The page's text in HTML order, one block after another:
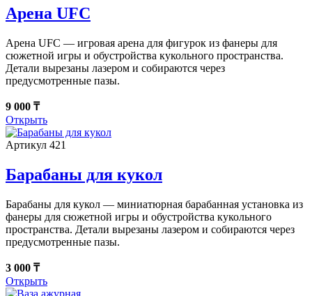
Арена UFC
Арена UFC — игровая арена для фигурок из фанеры для
сюжетной игры и обустройства кукольного пространства.
Детали вырезаны лазером и собираются через
предусмотренные пазы.
9 000 ₸
Открыть
Артикул 421
Барабаны для кукол
Барабаны для кукол — миниатюрная барабанная установка из
фанеры для сюжетной игры и обустройства кукольного
пространства. Детали вырезаны лазером и собираются через
предусмотренные пазы.
3 000 ₸
Открыть